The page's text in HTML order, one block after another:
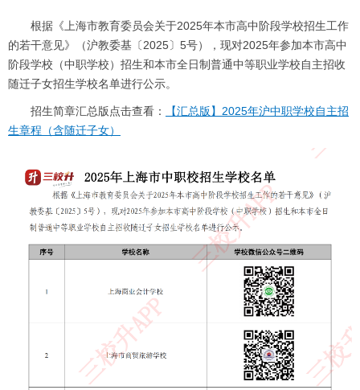
根据《上海市教育委员会关于2025年本市高中阶段学校招生工作
的若干意见》（沪教委基〔2025〕5号），现对2025年参加本市高中
阶段学校（中职学校）招生和本市全日制普通中等职业学校自主招收
随迁子女招生学校名单进行公示。
招生简章汇总版点击查看：
【汇总版】2025年沪中职学校自主招
生章程（含随迁子女）